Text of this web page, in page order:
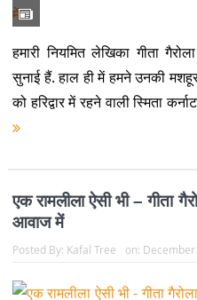
हमारी नियमित लेखिका गीता
सुनाई हैं. हाल ही में हमने उनकी
को हरिद्वार में रहने वाली स्मिता
एक रामलीला ऐसी भी – गीता
आवाज में
Posted By: Kafal Tree on: